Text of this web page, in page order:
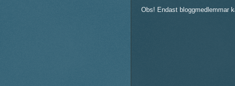
Obs! Endast bloggmedlemmar